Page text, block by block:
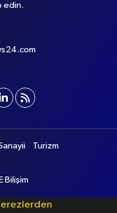
edin.
Turizm
Bilişim